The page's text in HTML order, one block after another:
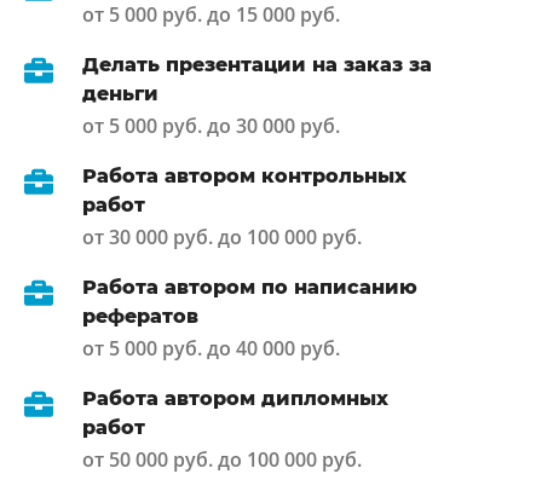
от 5 000 руб. до 15 000 руб.
Делать презентации на заказ за
деньги
от 5 000 руб. до 30 000 руб.
Работа автором контрольных
работ
от 30 000 руб. до 100 000 руб.
Работа автором по написанию
рефератов
от 5 000 руб. до 40 000 руб.
Работа автором дипломных
работ
от 50 000 руб. до 100 000 руб.